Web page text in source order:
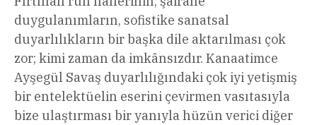
duygulanımların, sofistike sanatsal
duyarlılıkların bir başka dile aktarılması çok
zor; kimi zaman da imkânsızdır. Kanaatimce
Ayşegül Savaş duyarlılığındaki çok iyi yetişmiş
bir entelektüelin eserini çevirmen vasıtasıyla
bize ulaştırması bir yanıyla hüzün verici diğer